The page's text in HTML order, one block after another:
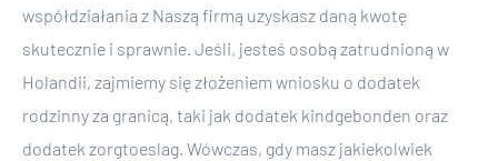
współdziałania z Naszą firmą uzyskasz daną kwotę
skutecznie i sprawnie. Jeśli, jesteś osobą zatrudnioną w
Holandii, zajmiemy się złożeniem wniosku o dodatek
rodzinny za granicą, taki jak dodatek kindgebonden oraz
dodatek zorgtoeslag. Wówczas, gdy masz jakiekolwiek